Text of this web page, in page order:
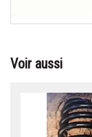
Voir aussi